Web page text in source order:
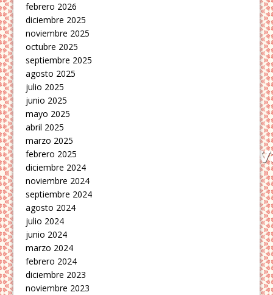
febrero 2026
diciembre 2025
noviembre 2025
octubre 2025
septiembre 2025
agosto 2025
julio 2025
junio 2025
mayo 2025
abril 2025
marzo 2025
febrero 2025
diciembre 2024
noviembre 2024
septiembre 2024
agosto 2024
julio 2024
junio 2024
marzo 2024
febrero 2024
diciembre 2023
noviembre 2023